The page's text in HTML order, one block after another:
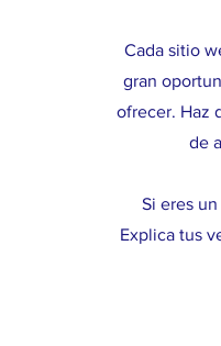
Cada sitio
gran
ofrecer. Haz
de
Si eres
Explica tus